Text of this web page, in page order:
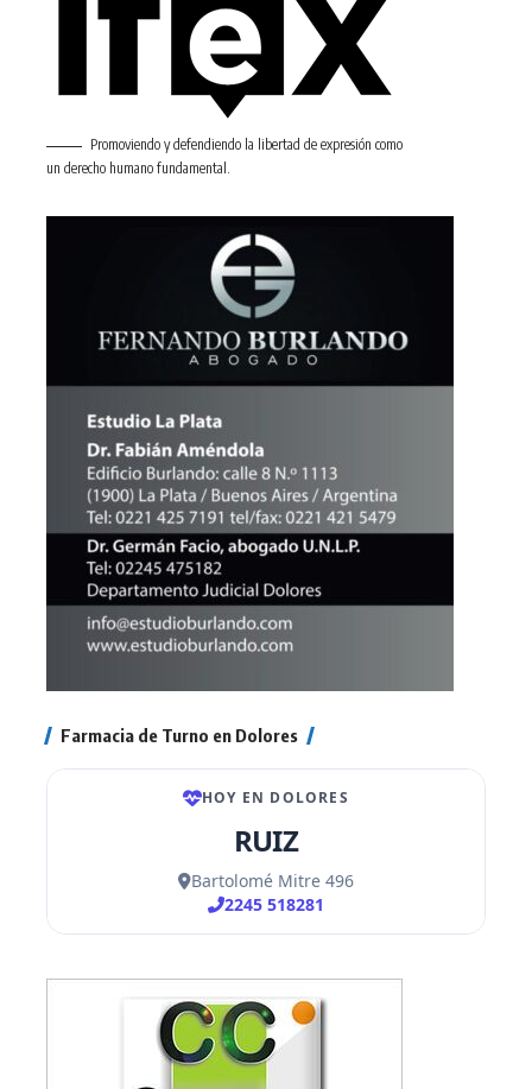
Promoviendo y defendiendo la libertad de expresión como
un derecho humano fundamental.
Farmacia de Turno en Dolores